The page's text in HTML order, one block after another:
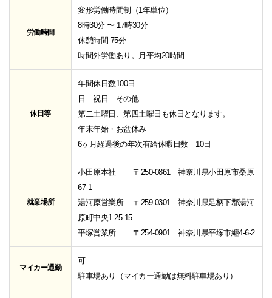
労働時間
変形労働時間制（1年単位）
8時30分 〜 17時30分
休憩時間 75分
時間外労働あり。月平均20時間
休日等
年間休日数100日
日 祝日 その他
第二土曜日、第四土曜日も休日となります。
年末年始・お盆休み
6ヶ月経過後の年次有給休暇日数 10日
就業場所
小田原本社 〒250-0861 神奈川県小田原市桑原
67-1
湯河原営業所 〒259-0301 神奈川県足柄下郡湯河
原町中央1-25-15
平塚営業所 〒254-0901 神奈川県平塚市纏4-6-2
マイカー通勤
可
駐車場あり（マイカー通勤は無料駐車場あり）